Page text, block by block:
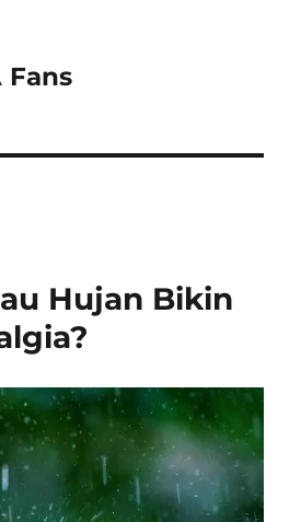
Fans
Hujan Bikin